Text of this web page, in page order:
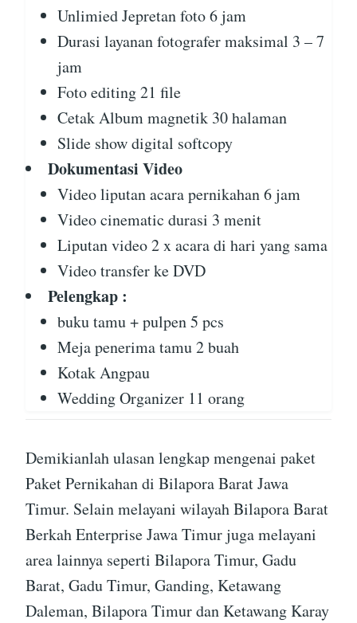
Unlimied Jepretan foto 6 jam
Durasi layanan fotografer maksimal 3 – 7
jam
Foto editing 21 file
Cetak Album magnetik 30 halaman
Slide show digital softcopy
Dokumentasi Video
Video liputan acara pernikahan 6 jam
Video cinematic durasi 3 menit
Liputan video 2 x acara di hari yang sama
Video transfer ke DVD
Pelengkap :
buku tamu + pulpen 5 pcs
Meja penerima tamu 2 buah
Kotak Angpau
Wedding Organizer 11 orang
Demikianlah ulasan lengkap mengenai paket
Paket Pernikahan di Bilapora Barat Jawa
Timur. Selain melayani wilayah Bilapora Barat
Berkah Enterprise Jawa Timur juga melayani
area lainnya seperti Bilapora Timur, Gadu
Barat, Gadu Timur, Ganding, Ketawang
Daleman, Bilapora Timur dan Ketawang Karay